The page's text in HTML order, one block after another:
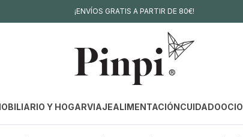
¡ENVÍOS GRATIS A PARTIR DE 80€!
Y HOGARVIAJEALIMENTACIÓNCUIDADOOCIO